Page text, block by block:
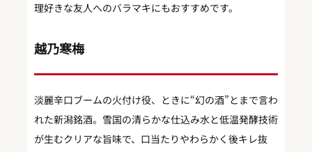
理好きな友人へのバラマキにもおすすめです。
越乃寒梅
淡麗辛口ブームの火付け役、ときに“幻の酒”とまで言わ
れた新潟銘酒。雪国の清らかな仕込み水と低温発酵技術
が生むクリアな旨味で、口当たりやわらかく後キレ抜